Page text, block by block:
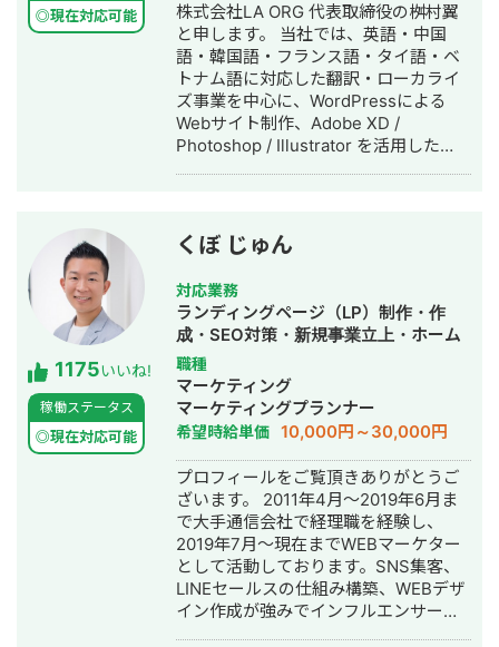
◎現在対応可能
株式会社LA ORG 代表取締役の桝村翼
と申します。 当社では、英語・中国
語・韓国語・フランス語・タイ語・ベ
トナム語に対応した翻訳・ローカライ
ズ事業を中心に、WordPressによる
Webサイト制作、Adobe XD /
Photoshop / Illustrator を活用した
しています。 現在は、世界シェア第4
位のグローバル製薬メーカー日本法人
様をはじめ、プライム市場上場企業グ
ループ会社様、NASDAQ上場を控える
ベンチャー企業様など、業界を問わず
多くのクライアントと取引実績があり
ます。 クラウドソーシング（Lancers
／CrowdWorks／ココナラ）でも継続
的にご依頼をいただいており、SSサロ
ンを通じては翻訳・リサーチ・海外対
応等、専門性の高い案件も多くご相談
いただいています。 📌 経歴 2015年 神
戸市外国語大学 英米学科 卒業 2015年
三井倉庫HD 入社：アメリカ・マレー
シアにて物流・フォワーディング業務
に従事 2020年 三菱重工業 入社：国産
ジェット機「MRJ／スペースジェッ
ト」、およびボーイング向けの調達業
務を担当 2022年 Schneider Electric
1175いいね!
稼働ステータス
◎現在対応可能
くぼ じゅん
対応業務
ランディングページ（LP）制作・作
成・SEO対策・新規事業立上・ホーム
ページ制作・作成・リスティング広告
運用代行
職種
マーケティング
マーケティングプランナー
希望時給単価 10,000円～30,000円
プロフィールをご覧頂きありがとうご
ざいます。 2011年4月～2019年6月ま
で大手通信会社で経理職を経験し、
2019年7月～現在までWEBマーケター
として活動しております。SNS集客、
LINEセールスの仕組み構築、WEBデザ
イン作成が強みでインフルエンサーの